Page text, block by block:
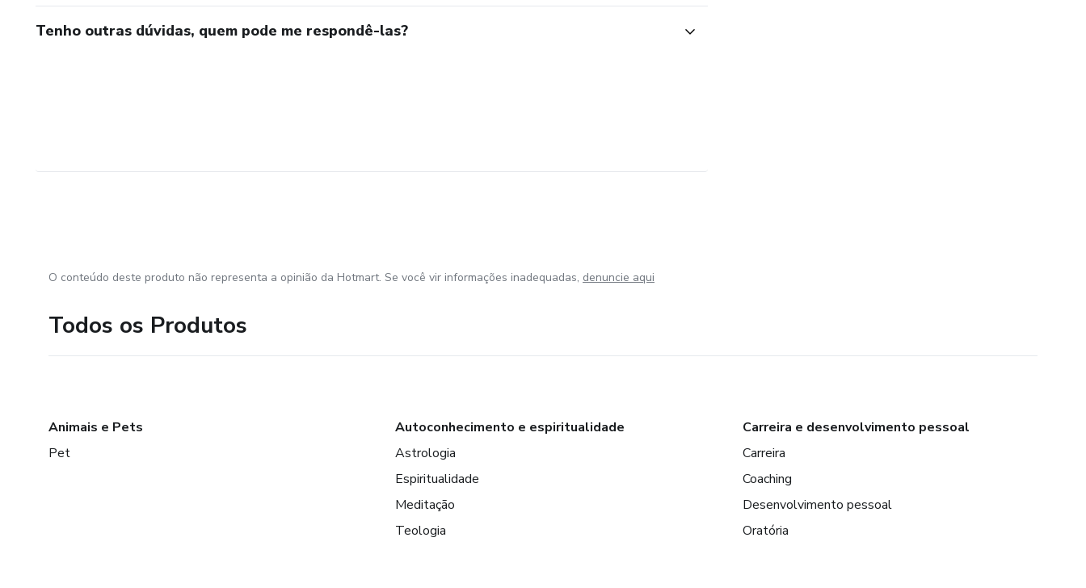
Tenho outras dúvidas, quem pode me respondê-las?
O conteúdo deste produto não representa a opinião da Hotmart. Se você vir informações inadequadas, denuncie aqui
Todos os Produtos
Animais e Pets
Pet
Autoconhecimento e espiritualidade
Astrologia
Espiritualidade
Meditação
Teologia
Carreira e desenvolvimento pessoal
Carreira
Coaching
Desenvolvimento pessoal
Oratória